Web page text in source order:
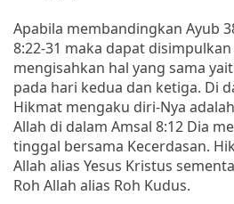
Apabila membandingkan Ayub
8:22-31 maka dapat
mengisahkan hal yang sama
pada hari kedua dan ketiga. Di
Hikmat mengaku diri-Nya
Allah di dalam Amsal 8:12 Dia
tinggal bersama Kecerdasan.
Allah alias Yesus Kristus
Roh Allah alias Roh Kudus.